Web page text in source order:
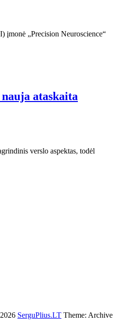
įmonė „Precision Neuroscience“
ataskaita
verslo aspektas, todėl
SerguPlius.LT Theme: Archive